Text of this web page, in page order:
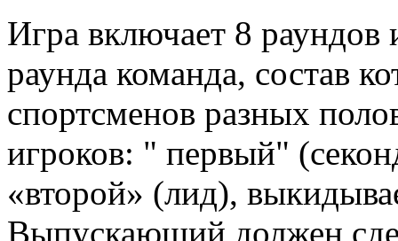
Игра включает 8 раундов
раунда команда, состав
спортсменов разных
игроков: " первый"
«второй» (лид),
Выпускающий должен